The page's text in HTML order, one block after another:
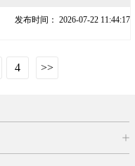
发布时间： 2026-07-22 11:44:17
4 >>